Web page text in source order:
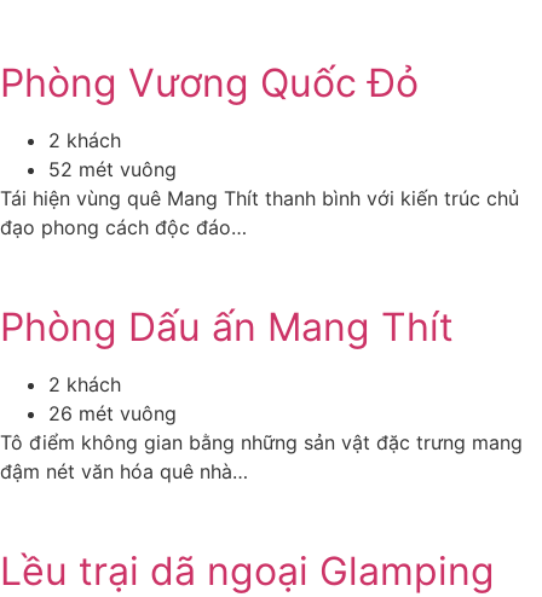
Phòng Vương Quốc Đỏ
2 khách
52 mét vuông
Tái hiện vùng quê Mang Thít thanh bình với kiến trúc chủ
đạo phong cách độc đáo…
Phòng Dấu ấn Mang Thít
2 khách
26 mét vuông
Tô điểm không gian bằng những sản vật đặc trưng mang
đậm nét văn hóa quê nhà…
Lều trại dã ngoại Glamping